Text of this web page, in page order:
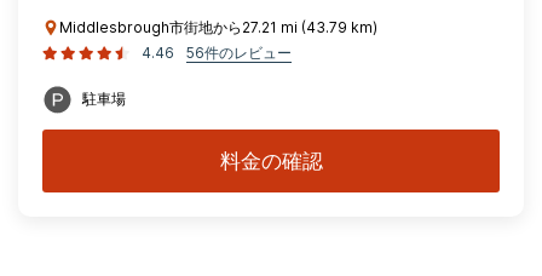
Middlesbrough市街地から27.21 mi (43.79 km)
4.46
56件のレビュー
駐車場
料金の確認